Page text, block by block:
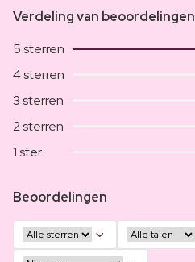
Verdeling van beoordelingen
5 sterren
4 sterren
3 sterren
2 sterren
1 ster
Beoordelingen